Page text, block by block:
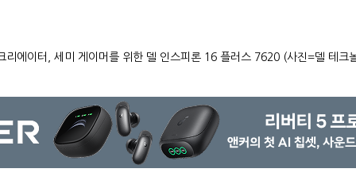
리에이터, 세미 게이머를 위한 델 인스피론 16 플러스 7620 (사진=델 테크